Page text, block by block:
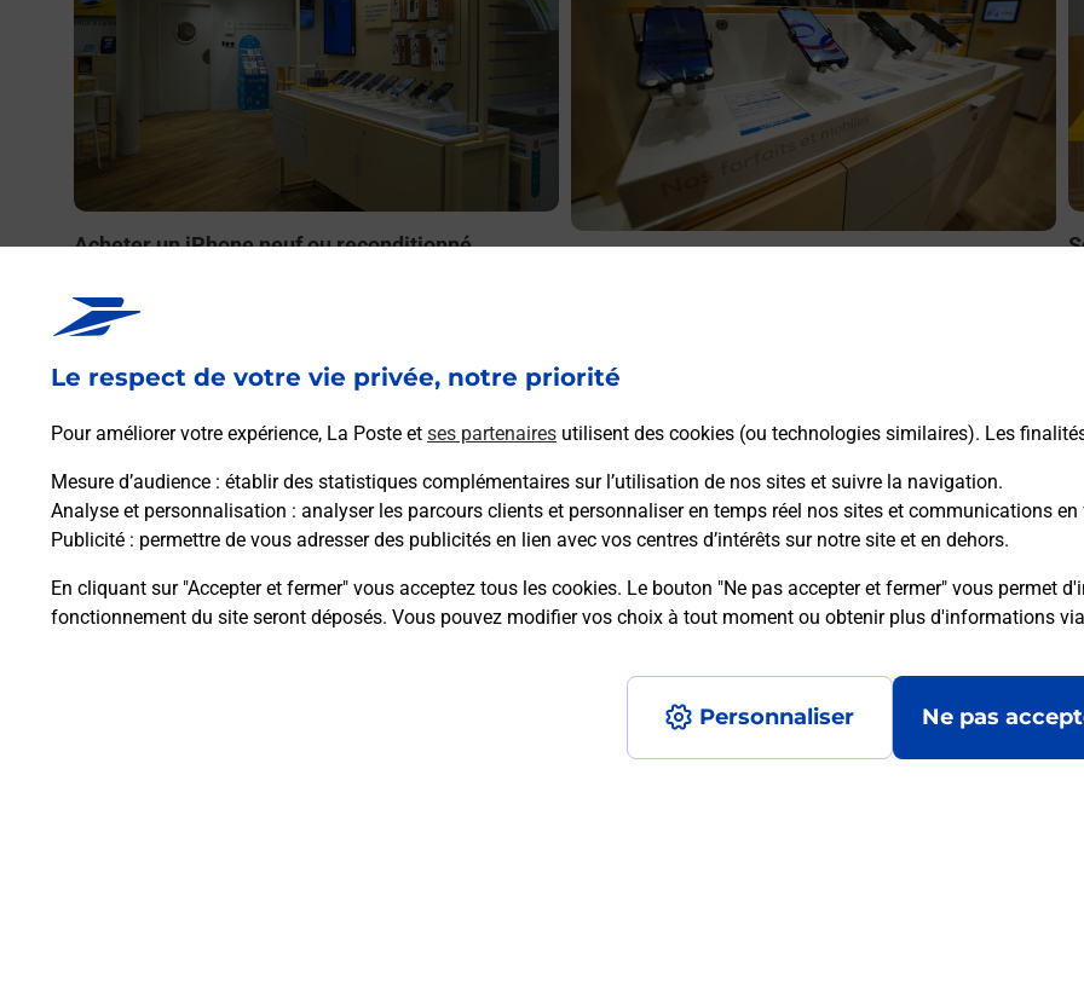
Le respect de votre vie privée, notre priorité
Pour améliorer votre expérience, La Poste et ses partenaires utilisent des cookies (ou technologies similaires). Les
Mesure d’audience : établir des statistiques complémentaires sur l’utilisation de nos sites et suivre la navigation.
Analyse et personnalisation : analyser les parcours clients et personnaliser en temps réel nos sites et communications
Publicité : permettre de vous adresser des publicités en lien avec vos centres d’intérêts sur notre site et en dehors.
En cliquant sur "Accepter et fermer" vous acceptez tous les cookies. Le bouton "Ne pas accepter et fermer" vous permet
fonctionnement du site seront déposés. Vous pouvez modifier vos choix à tout moment ou obtenir plus d'informations via
Personnaliser Ne pas
Acheter un iPhone neuf ou reconditionné
vous ? Découvrez notre offre de téléphones iPhone Apple
Samsung dans vos bureaux de Poste à AVIZE (51190) !
En savoir plus
Questions fréquemment posées
Comment retourner un colis acheté en ligne depuis votre boîte aux